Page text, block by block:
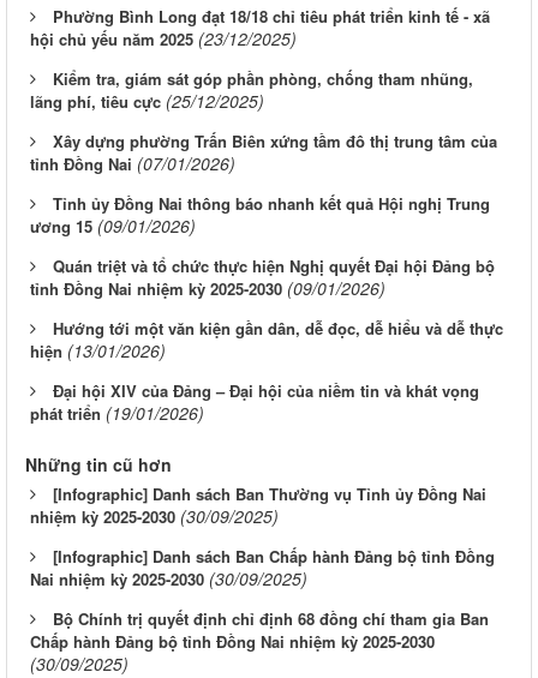
Phường Bình Long đạt 18/18 chỉ tiêu phát triển kinh tế - xã
hội chủ yếu năm 2025 (23/12/2025)
Kiểm tra, giám sát góp phần phòng, chống tham nhũng,
lãng phí, tiêu cực (25/12/2025)
Xây dựng phường Trấn Biên xứng tầm đô thị trung tâm của
tỉnh Đồng Nai (07/01/2026)
Tỉnh ủy Đồng Nai thông báo nhanh kết quả Hội nghị Trung
ương 15 (09/01/2026)
Quán triệt và tổ chức thực hiện Nghị quyết Đại hội Đảng bộ
tỉnh Đồng Nai nhiệm kỳ 2025-2030 (09/01/2026)
Hướng tới một văn kiện gần dân, dễ đọc, dễ hiểu và dễ thực
hiện (13/01/2026)
Đại hội XIV của Đảng – Đại hội của niềm tin và khát vọng
phát triển (19/01/2026)
Những tin cũ hơn
[Infographic] Danh sách Ban Thường vụ Tỉnh ủy Đồng Nai
nhiệm kỳ 2025-2030 (30/09/2025)
[Infographic] Danh sách Ban Chấp hành Đảng bộ tỉnh Đồng
Nai nhiệm kỳ 2025-2030 (30/09/2025)
Bộ Chính trị quyết định chỉ định 68 đồng chí tham gia Ban
Chấp hành Đảng bộ tỉnh Đồng Nai nhiệm kỳ 2025-2030
(30/09/2025)